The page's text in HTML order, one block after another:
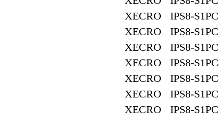
XECRO IPS8-
XECRO IPS8-
XECRO IPS8-
XECRO IPS8-
XECRO IPS8-
XECRO IPS8-
XECRO IPS8-